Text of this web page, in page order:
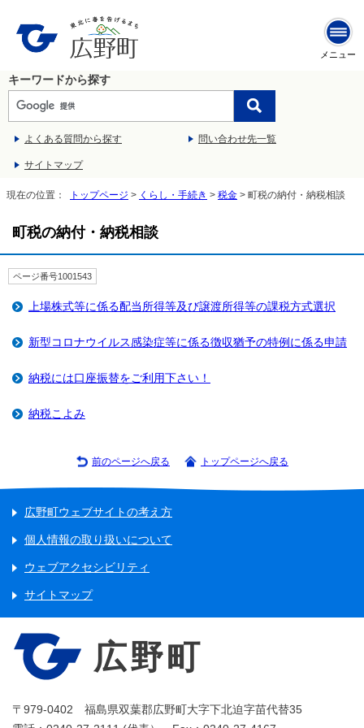
メニュー
キーワードから探す
よくある質問から探す 問い合わせ先一覧
サイトマップ
現在の位置： トップページ > くらし・手続き > 税金 > 町税の納付・納税相談
町税の納付・納税相談
ページ番号1001543
上場株式等に係る配当所得等及び譲渡所得等の課税方式選択
新型コロナウイルス感染症等に係る徴収猶予の特例に係る申請
納税には口座振替をご利用下さい！
納税こよみ
前のページへ戻る トップページへ戻る
広野町ウェブサイトの考え方
個人情報の取り扱いについて
ウェブアクセシビリティ
サイトマップ
広野町
〒979-0402 福島県双葉郡広野町大字下北迫字苗代替35